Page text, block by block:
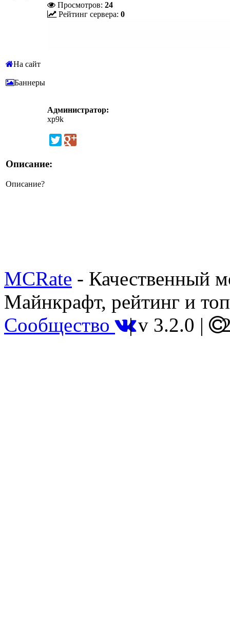
На сайт
Баннеры
Просмотров: 24
Рейтинг сервера: 0
Администратор:
xp9k
Описание:
Описание?
MCRate - Качественный
Майнкрафт, рейтинг и
Сообщество |v 3.2.0 |